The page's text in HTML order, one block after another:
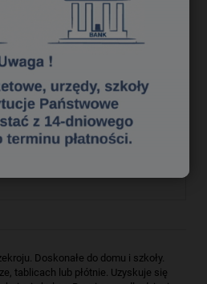
zapytaj o produkt
poleć znajomemu
Doskonałe do domu i szkoły.
tablicach lub płótnie. Uzyskuje się